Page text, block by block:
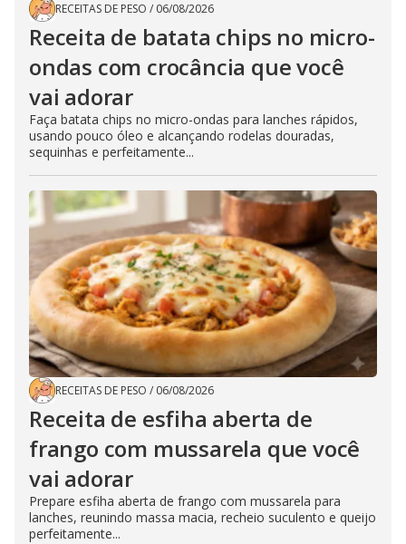
RECEITAS DE PESO / 06/08/2026
Receita de batata chips no micro-
ondas com crocância que você
vai adorar
Faça batata chips no micro-ondas para lanches rápidos,
usando pouco óleo e alcançando rodelas douradas,
sequinhas e perfeitamente...
RECEITAS DE PESO / 06/08/2026
Receita de esfiha aberta de
frango com mussarela que você
vai adorar
Prepare esfiha aberta de frango com mussarela para
lanches, reunindo massa macia, recheio suculento e queijo
perfeitamente...